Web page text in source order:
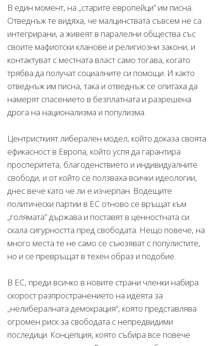
В един момент, на „старите европейци” им писна.
Отведнъж те видяха, че малцинствата съвсем не са
интегрирани, а живеят в паралелни общества със
своите мафиотски кланове и религиозни закони, и
контактуват с местната власт само тогава, когато
трябва да получат социалните си помощи. И както
отведнъж им писна, така и отведнъж се опитаха да
намерят спасението в безплатната и разрешена
дрога на национализма и популизма.
Центристкият либерален модел, който доказа своята
ефикасност в Европа, който успя да гарантира
просперитета, благоденствието и индивидуалните
свободи, и от който се ползваха всички идеологии,
днес вече като че ли е изчерпан. Водещите
политически партии в ЕС отново се връщат към
„голямата” държава и поставят в ценностната си
скала сигурността пред свободата. Нещо повече, на
много места те не само се съюзяват с популистите,
но и се превръщат в техен образ и подобие.
В ЕС, преди всичко в новите страни членки набира
скорост разпространението на идеята за
„нелибералната демокрация“, която представлява
огромен риск за свободата с непредвидими
последици. Концепция, която събира все повече